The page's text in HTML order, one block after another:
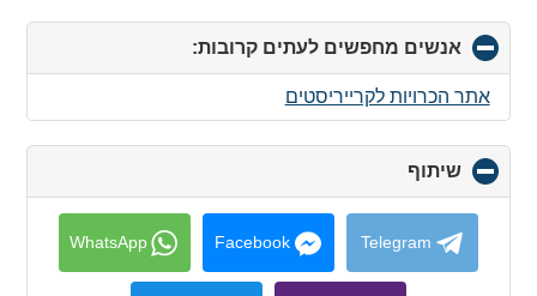
אנשים מחפשים לעתים קרובות:
to
contents
אתר הכרויות לקרייריסטים
שיתוף
to
collapse
contents
Telegram
Facebook
WhatsApp